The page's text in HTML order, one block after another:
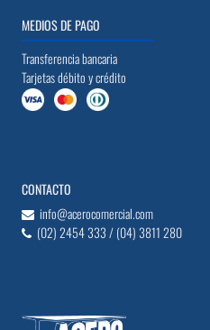
MEDIOS DE PAGO
Transferencia bancaria
Tarjetas débito y crédito
CONTACTO
info@acerocomercial.com
(02) 2454 333 / (04) 3811 280